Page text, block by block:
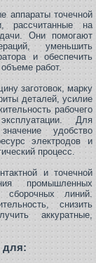
аппараты точечной
рассчитанные на
Они помогают
уменьшить
и обеспечить
работ.
заготовок, марку
деталей, усилие
рабочего
Для
удобство
электродов и
процесс.
и точечной
промышленных
сборочных линий.
снизить
аккуратные,
для: